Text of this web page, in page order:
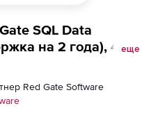
SQL Data
на 2 года), 4
еще
Red Gate Software